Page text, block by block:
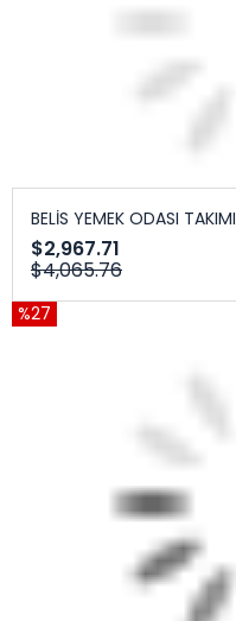
BELİS YEMEK ODASI TAKIMI
$2,967.71
$4,065.76
%27